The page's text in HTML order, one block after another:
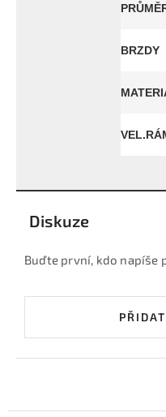
BRZDY
Diskuze
Buďte první, kdo napíše